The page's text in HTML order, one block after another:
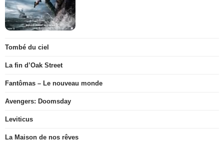
Tombé du ciel
La fin d’Oak Street
Fantômas – Le nouveau monde
Avengers: Doomsday
Leviticus
La Maison de nos rêves